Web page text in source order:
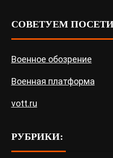
СОВЕТУЕМ
Военное обозрение
Военная платформа
vott.ru
РУБРИКИ: